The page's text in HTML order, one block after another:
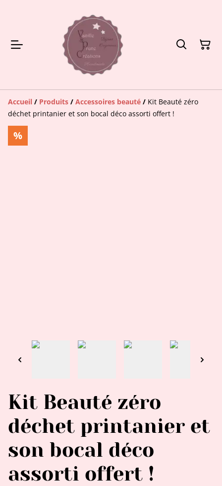
Accueil / Produits / Accessoires beauté / Kit Beauté zéro
déchet printanier et son bocal déco assorti offert !
%
Kit Beauté zéro
déchet printanier et
son bocal déco
assorti offert !